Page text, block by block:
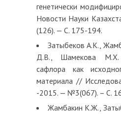
генетически
Новости Науки
(126). — С. 175-194.
Затыбеков А.К.,
Д.В., Шамекова М.Х.
сафлора как
материала //
-2015. — №3(067). – С.
Жамбакин К.Ж.,